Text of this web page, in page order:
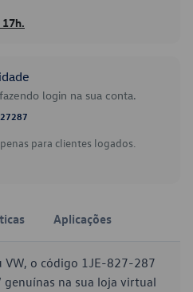
login na sua conta.
para clientes logados.
Aplicações
VW, o código 1JE-827-287
genuínas na sua loja virtual